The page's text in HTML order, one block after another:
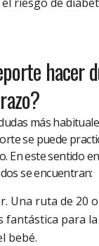
hacer
más
se puede
En este sentido
se encuentran:
Una ruta de 20
fantástica para
bebé.